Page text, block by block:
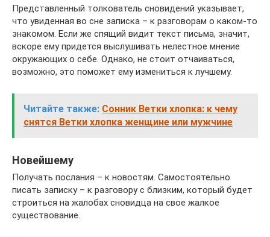
Представленный толкователь сновидений указывает,
что увиденная во сне записка – к разговорам о каком-то
знакомом. Если же спящий видит текст письма, значит,
вскоре ему придется выслушивать нелестное мнение
окружающих о себе. Однако, не стоит отчаиваться,
возможно, это поможет ему измениться к лучшему.
Читайте также: Сонник Ветки хлопка: к чему
снятся Ветки хлопка женщине или мужчине
Новейшему
Получать послания – к новостям. Самостоятельно
писать записку – к разговору с близким, который будет
строиться на жалобах сновидца на свое жалкое
существование.